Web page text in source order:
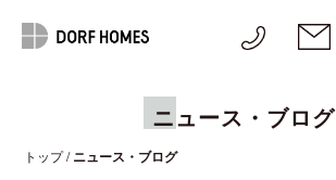
ニュース・ブログ
トップ/ニュース・ブログ